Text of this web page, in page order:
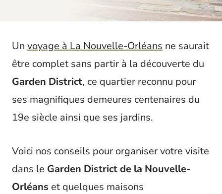
Un voyage à La Nouvelle-Orléans ne saurait
être complet sans partir à la découverte du
Garden District, ce quartier reconnu pour
ses magnifiques demeures centenaires du
19e siècle ainsi que ses jardins.
Voici nos conseils pour organiser votre visite
dans le Garden District de la Nouvelle-
Orléans et quelques maisons